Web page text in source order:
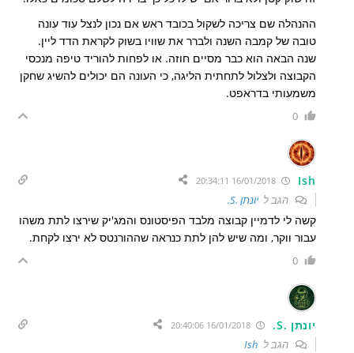
ההנהלה שם צריכה לשקול בכובד ראש אם נכון לנצל עוד עונה
טובה של קמבה השנה ולברר את שוויו בשוק לקראת הדד ליין.
שנה הבאה הוא כבר מסיים חוזה. או לפחות להוריד טיפה מנכסי
הקבוצה ולצלול לתחתית הליגה, כי העונה הם יכולים להשיג שחקן
משמעותי בדראפט.
0
Ish
הגב ליונתן .S.
קשה לי לדמיין קבוצה מלבד הפיסטונס והמג'יק שירצו לתת משהו
עבור ווקר, ומה שיש להן לתת כנראה שההורנטס לא ירצו לקחת.
0
יונתן .S.
הגב ל Ish